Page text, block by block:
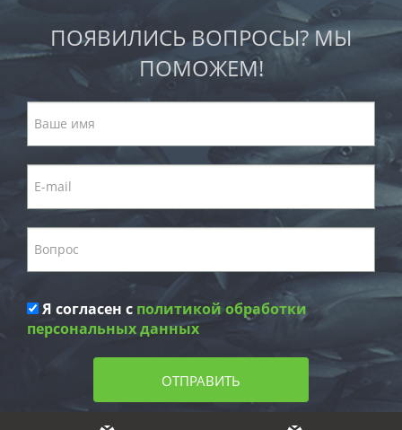
ПОЯВИЛИСЬ ВОПРОСЫ? МЫ
ПОМОЖЕМ!
Я согласен с политикой обработки
персональных данных
ОТПРАВИТЬ